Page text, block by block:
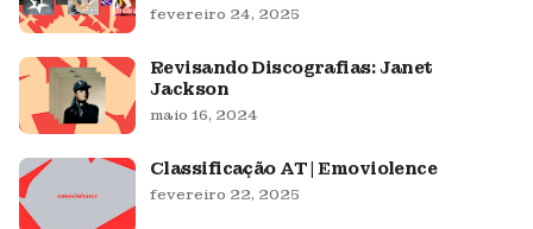
fevereiro 24, 2025
Revisando Discografias: Janet
Jackson
maio 16, 2024
Classificação AT | Emoviolence
fevereiro 22, 2025